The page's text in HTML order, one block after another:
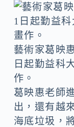
藝術家葛映
日起勤益科
作。
葛映惠老師
出，還有越
海底垃圾，